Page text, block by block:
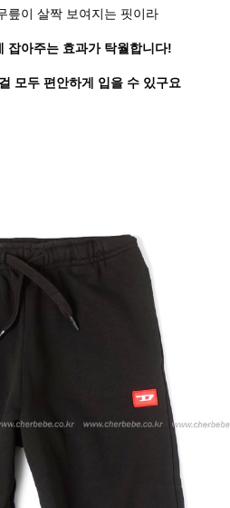
릎이 살짝 보여지는 핏이라
잡아주는 효과가 탁월합니다!
모두 편안하게 입을 수 있구요